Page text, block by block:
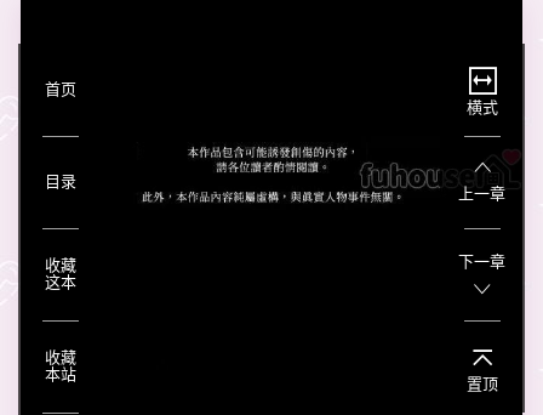
首页
目录
收藏
这本
收藏
本站
横式
上一章
下一章
置顶